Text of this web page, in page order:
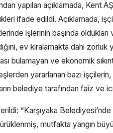
yapılan açıklamada, Kent
ifade edildi. Açıklamada,
işlerinin başında
ev kiralamakta dahi zorluk
bulamayan ve ekonomik
yararlanan bazı
belediye tarafından faiz ve
“Karşıyaka
mutfakta yangın